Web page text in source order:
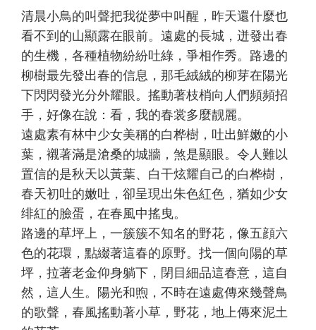
清晨小鳥的叫聲把我從夢中叫醒，昨天還什麼也
看不到的山顯露在眼前。遠處的長城，迸發出春
的生機，各種植物紛紛吐綠，爭相作秀。路邊的
柳樹最先發出春的信息，那毛絨絨的柳芽在陽光
下閃閃發光分外耀眼。搖動著枝梢向人們頻頻招
手，好像在說：看，我的春裳多麼靓麗。
遠處素有林中少女美稱的白桦樹，吐出鮮嫩的小
葉，襯著滿是滄桑的城牆，煞是顯眼。令人難以
置信的是秋天以黃葉、白干炫耀自己的白桦樹，
春天初吐的嫩吐，卻呈現出朱色紅色，猶如少女
绯紅的臉蛋，在春風中搖曳。
路邊的草坪上，一簇簇不知名的野花，像五顔六
色的花環，點綴著這春的原野。找一個向陽的草
坪，拉著老金仰身躺下，閉目細品這春意，這自
然，這人生。陽光和煦，不時在遠處傳來幾聲鳥
的歌聲，春風搖動著小草，野花，地上傳來泥土